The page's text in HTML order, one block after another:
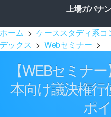
上場ガバナ
ホーム > ケーススタディ系コ
デックス > Webセミナー >
【WEBセミナ
本向け議決権行
ポ